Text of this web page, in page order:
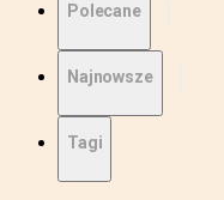
Polecane
Najnowsze
Tagi